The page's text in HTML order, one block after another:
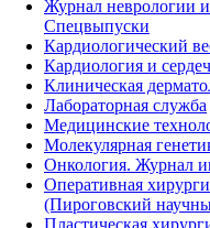
Журнал неврологии
Спецвыпуски
Кардиологический
Кардиология и
Клиническая
Лабораторная служба
Медицинские
Молекулярная
Онкология. Журнал
Оперативная
(Пироговский
Пластическая